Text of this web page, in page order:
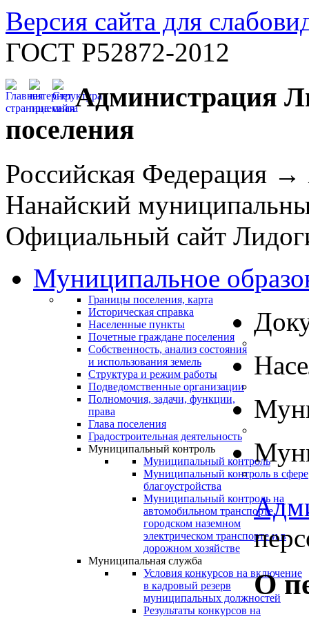
Версия сайта для
ГОСТ Р52872-2012
Администрация
поселения
Российская Федерация
Нанайский
Официальный сайт
Муниципальное
Границы поселения, карта
Историческая справка
Населенные пункты
Почетные граждане поселения
Собственность, анализ состояния
и использования земель
Структура и режим работы
Подведомственные организации
Полномочия, задачи, функции,
права
Глава поселения
Градостроительная деятельность
Муниципальный контроль
Муниципальный контроль
Муниципальный контроль в сфере
благоустройства
Муниципальный контроль на
автомобильном транспорте,
городском наземном
электрическом транспорте и в
дорожном хозяйстве
Муниципальная служба
Условия конкурсов на включение
в кадровый резерв
муниципальных должностей
Результаты конкурсов на
О